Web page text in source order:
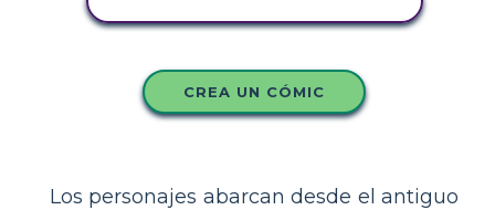
CREA UN CÓMIC
Los personajes abarcan desde el antiguo